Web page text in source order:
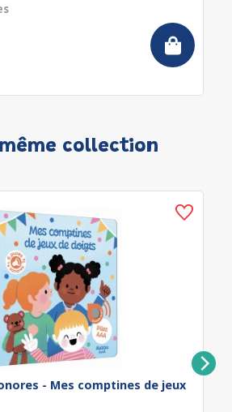
collection
- Mes comptines de jeux